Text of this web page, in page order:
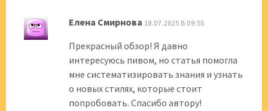
Елена Смирнова 18.07.2025 В 09:55
Прекрасный обзор! Я давно
интересуюсь пивом, но статья помогла
мне систематизировать знания и узнать
о новых стилях, которые стоит
попробовать. Спасибо автору!